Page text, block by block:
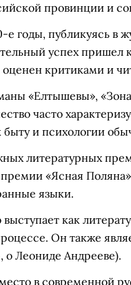
провинции и
годы, публикуясь в
успех пришел
критиками и
«Елтышевы», «Зона
часто
быту и психологии
литературных
«Ясная
языки.
как
Он также
Леониде Андрееве).
в современной